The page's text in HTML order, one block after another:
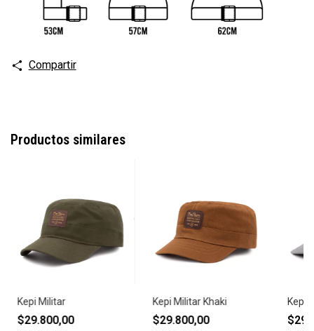
Compartir
Productos similares
Kepi Militar
$29.800,00
Kepi Militar Khaki
$29.800,00
Kepi